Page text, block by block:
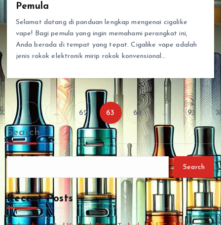
Pemula
Selamat datang di panduan lengkap mengenai cigalike
vape! Bagi pemula yang ingin memahami perangkat ini,
Anda berada di tempat yang tepat. Cigalike vape adalah
jenis rokok elektronik mirip rokok konvensional…
P
o
s
t
s
1 … 62 63 64 … 93
Search
Search
Recent Posts